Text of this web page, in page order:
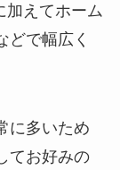
加えてホーム
どで幅広く
に多いため
てお好みの